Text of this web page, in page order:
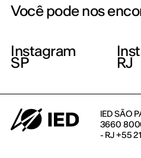
Você pode nos
Instagram
SP RJ
IED SÃO
3660
- RJ +55